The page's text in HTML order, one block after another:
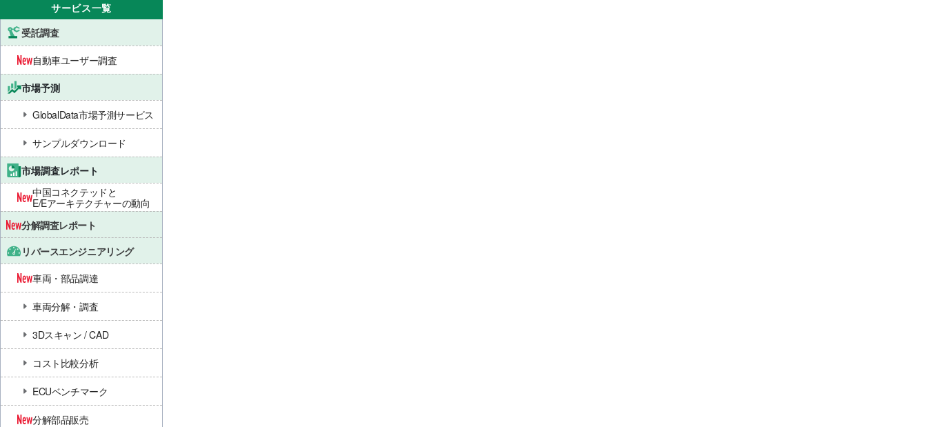
サービス一覧
受託調査
自動車ユーザー調査
市場予測
GlobalData市場予測サービス
サンプルダウンロード
市場調査レポート
中国コネクテッドと
E/Eアーキテクチャーの動向
分解調査レポート
リバースエンジニアリング
車両・部品調達
車両分解・調査
3Dスキャン / CAD
コスト比較分析
ECUベンチマーク
分解部品販売